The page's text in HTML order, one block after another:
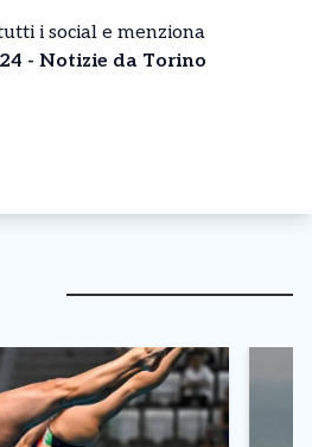
i social e menziona
- Notizie da Torino